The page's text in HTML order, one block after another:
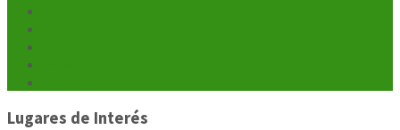
Lugares de Interés